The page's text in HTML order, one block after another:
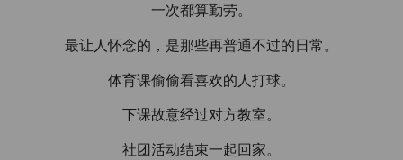
一次都算勤劳。
最让人怀念的，是那些再普通不过的日常。
体育课偷偷看喜欢的人打球。
下课故意经过对方教室。
社团活动结束一起回家。